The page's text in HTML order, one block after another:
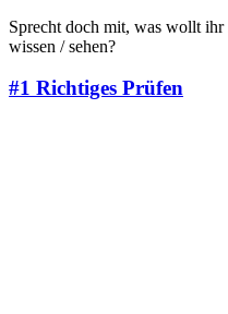
Sprecht doch mit, was wollt
wissen / sehen?
#1 Richtiges Prüfen